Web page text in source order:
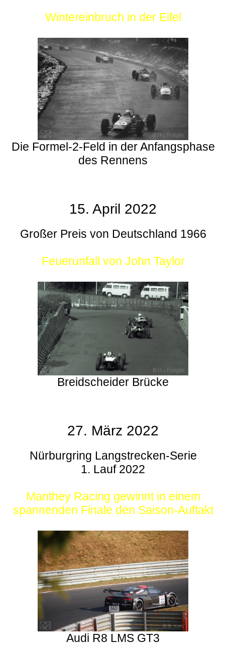
Wintereinbruch in der Eifel
Die Formel-2-Feld in der Anfangsphase
des Rennens
15. April 2022
Großer Preis von Deutschland 1966
Feuerunfall von John Taylor
Breidscheider Brücke
27. März 2022
Nürburgring Langstrecken-Serie
1. Lauf 2022
Manthey Racing gewinnt in einem
spannenden Finale den Saison-Auftakt
Audi R8 LMS GT3